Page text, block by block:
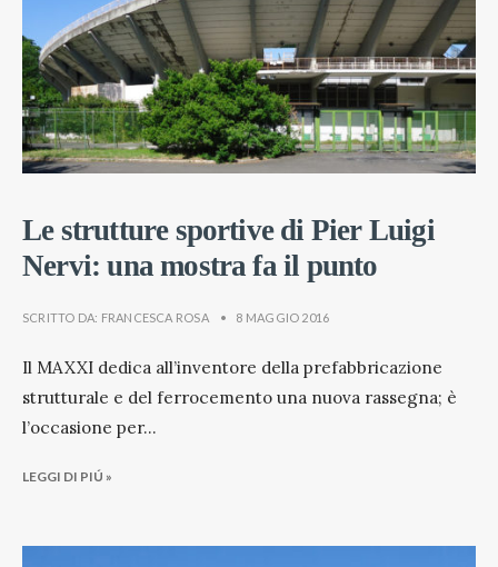
Le strutture sportive di Pier Luigi
Nervi: una mostra fa il punto
SCRITTO DA: FRANCESCA ROSA • 8 MAGGIO 2016
Il MAXXI dedica all’inventore della prefabbricazione
strutturale e del ferrocemento una nuova rassegna; è
l’occasione per...
LEGGI DI PIÚ »